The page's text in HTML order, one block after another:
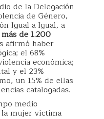
de la Delegación
de Género,
Igual a Igual, a
de 1.200
afirmó haber
el 68%
económica;
y el 23%
un 15% de ellas
catalogadas.
medio
mujer víctima